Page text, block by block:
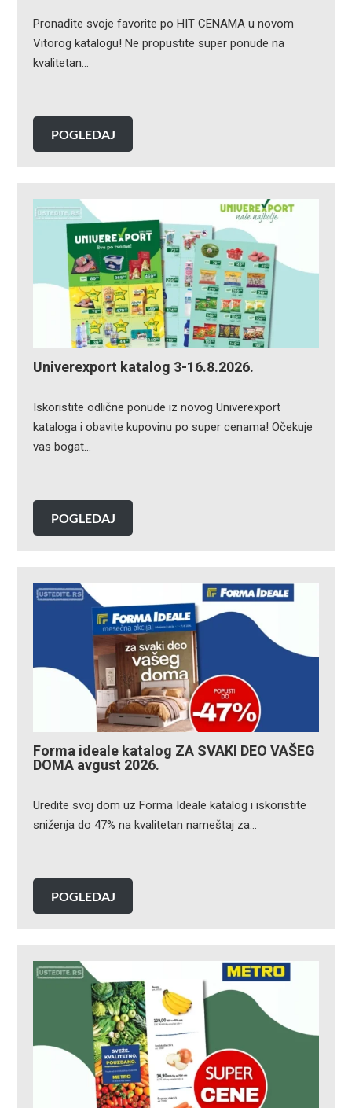
Pronađite svoje favorite po HIT CENAMA u novom
Vitorog katalogu! Ne propustite super ponude na
kvalitetan…
POGLEDAJ
Univerexport katalog 3-16.8.2026.
Iskoristite odlične ponude iz novog Univerexport
kataloga i obavite kupovinu po super cenama! Očekuje
vas bogat…
POGLEDAJ
Forma ideale katalog ZA SVAKI DEO VAŠEG
DOMA avgust 2026.
Uredite svoj dom uz Forma Ideale katalog i iskoristite
sniženja do 47% na kvalitetan nameštaj za…
POGLEDAJ